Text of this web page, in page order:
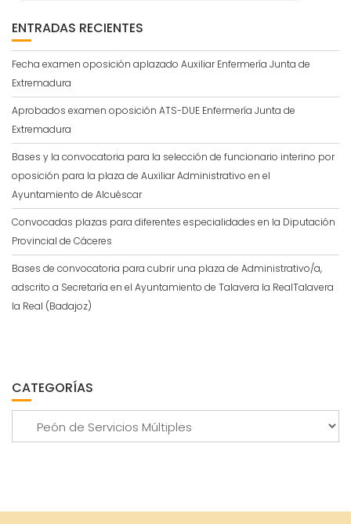
ENTRADAS RECIENTES
Fecha examen oposición aplazado Auxiliar Enfermería Junta de
Extremadura
Aprobados examen oposición ATS-DUE Enfermería Junta de
Extremadura
Bases y la convocatoria para la selección de funcionario interino por
oposición para la plaza de Auxiliar Administrativo en el
Ayuntamiento de Alcuéscar
Convocadas plazas para diferentes especialidades en la Diputación
Provincial de Cáceres
Bases de convocatoria para cubrir una plaza de Administrativo/a,
adscrito a Secretaría en el Ayuntamiento de Talavera la RealTalavera
la Real (Badajoz)
CATEGORÍAS